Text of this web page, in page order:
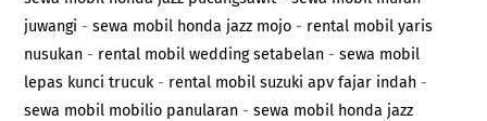
juwangi -sewa mobil honda jazz mojo - rental mobil yaris
nusukan - rental mobil wedding setabelan -sewa mobil
lepas kunci trucuk- rental mobil suzuki apv fajar indah -
sewa mobil mobilio panularan -sewa mobil honda jazz